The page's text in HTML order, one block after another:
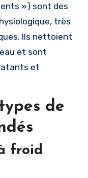
») sont des
très
Ils nettoient
et sont
et
de
froid